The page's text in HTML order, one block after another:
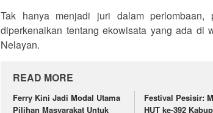
Tak hanya menjadi juri dalam
diperkenalkan tentang ekowisata yang ada di
Nelayan.
READ MORE
Ferry Kini Jadi Modal Utama
Pilihan Masyarakat Untuk
Festival Pesisir:
HUT ke-392